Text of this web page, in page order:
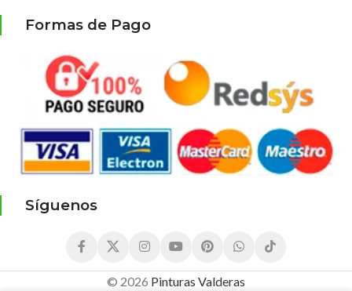
Formas de Pago
Síguenos
© 2026 Pinturas Valderas
2,75€